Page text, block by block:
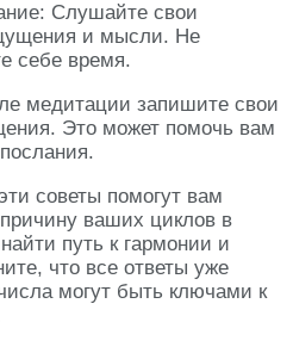
Слушайте свои
и мысли. Не
себе время.
медитации запишите свои
Это может помочь вам
советы помогут вам
ваших циклов в
путь к гармонии и
что все ответы уже
могут быть ключами к